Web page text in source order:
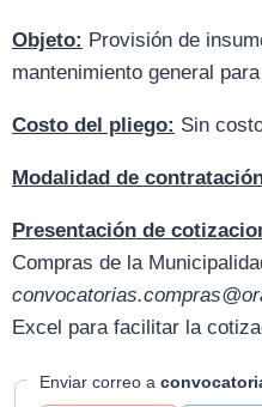
Objeto: Provisión de
mantenimiento general
Costo del pliego: Sin
Modalidad de
Presentación de
Compras de la
Excel para facilitar la
Enviar correo a